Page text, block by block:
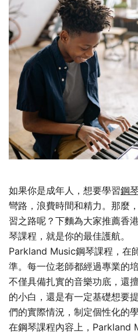
如果你是成年人，想要學習鋼
彎路，浪費時間和精力。那麼
習之路呢？下麵為大家推薦香
琴課程，就是你的最佳護航。​
Parkland Music鋼琴課程，在
準。每一位老師都經過專業的
不僅具備扎實的音樂功底，還
的小白，還是有一定基礎想要
們的實際情況，制定個性化的學
在鋼琴課程內容上，Parkland